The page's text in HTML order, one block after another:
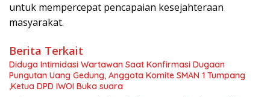
untuk mempercepat pencapaian kesejahteraan
masyarakat.
Berita Terkait
Diduga Intimidasi Wartawan Saat Konfirmasi Dugaan
Pungutan Uang Gedung, Anggota Komite SMAN 1 Tumpang
,Ketua DPD IWOI Buka suara